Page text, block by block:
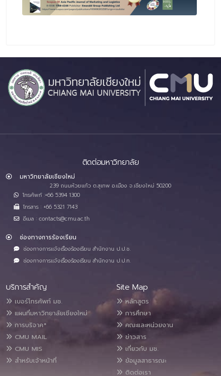
ติดต่อมหาวิทยาลัย
มหาวิทยาลัยเชียงใหม่
239 ถนนห้วยแก้ว ต.สุเทพ อ.เมือง จ.เชียงใหม่ 50200
โทรศัพท์ :+66 5394 1300
โทรสาร : +66 5321 7143
อีเมล : contacts@cmu.ac.th
ช่องทางการร้องเรียน
ช่องทางการแจ้งเรื่องร้องเรียน สำนักงาน ป.ป.ช.
ช่องทางการแจ้งเรื่องร้องเรียน สำนักงาน ป.ป.ท.
บริการสำคัญ
เบอร์โทรศัพท์ มช.
แผนที่มหาวิทยาลัยเชียงใหม่
การบริจาค*
CMU MAIL
CMU MIS
สำหรับเจ้าหน้าที่
Site Map
หลักสูตร
การศึกษา
คณะและหน่วยงาน
ข่าวสาร
เกี่ยวกับ มช.
ข้อมูลสาธารณะ
ติดต่อเรา